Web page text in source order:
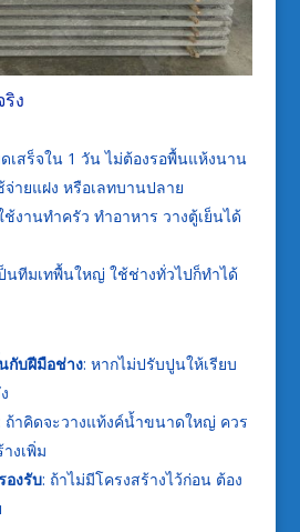
ง
เสร็จใน 1 วัน ไม่ต้องรอพื้นแห้งนาน
ายแฝง หรือเลทบานปลาย
ช้งานทำครัว ทำอาหาร วางตู้เย็นได้
นทีมเทพื้นใหญ่ ใช้ช่างทั่วไปก็ทำได้
กับฝีมือช่าง: หากไม่ปรับปูนให้เรียบ
ถ้าคิดจะวางแท้งค์น้ำขนาดใหญ่ ควร
งเพิ่ม
องรับ: ถ้าไม่มีโครงสร้างไว้ก่อน ต้อง